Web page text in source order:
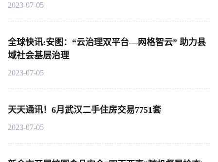
2023-07-05
全球快讯:安图：“云治理双平台—网格智云” 助力县
域社会基层治理
2023-07-05
天天通讯！6月武汉二手住房交易7751套
2023-07-05